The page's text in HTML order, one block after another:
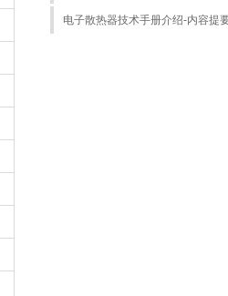
电子散热器技术手册介绍-内容提